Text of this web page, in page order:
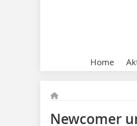
Home
Newcomer